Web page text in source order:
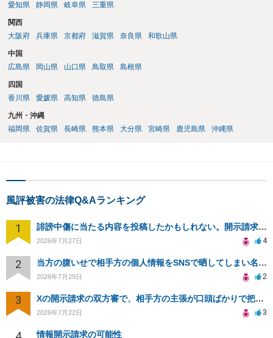
愛知県
静岡県 岐阜県 三重県
関西
大阪府
兵庫県 京都府 滋賀県 奈良県 和歌山県
中国
広島県
岡山県 山口県 鳥取県 島根県
四国
香川県
愛媛県 高知県 徳島県
九州・沖縄
福岡県
佐賀県 長崎県 熊本県 大分県 宮崎県 鹿児島県 沖縄県
風評被害の法律Q&Aランキング
1 誹謗中傷に当たる内容を投稿したかもしれない。開示請求や民事刑事裁判に発展しうるのか教えて欲しい。
2026年7月27日 4
2 当方の腹いせで相手方の個人情報をSNSで晒してしまい名誉毀損させてしまったかもしれない
2026年7月29日 2
3 Xの開示請求の双方審で、相手方の主張が口頭ばかりで把握しきれません
2026年7月22日 3
情報開示請求の可能性